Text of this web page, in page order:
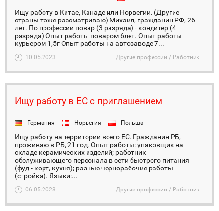
Ищу работу в Китае, Канаде или Норвегии. (Другие
страны тоже рассматриваю) Михаил, гражданин РФ, 26
лет. По профессии повар (3 разряда) - кондитер (4
разряда) Опыт работы поваром 6лет. Опыт работы
курьером 1,5г Опыт работы на автозаводе 7...
10.05.2023 Другие профессии / Работник
Ищу работу в ЕС с приглашением
Германия Норвегия Польша
Ищу работу на территории всего ЕС. Гражданин РБ,
проживаю в РБ, 21 год. Опыт работы: упаковщик на
складе керамических изделий; работник
обслуживающего персонала в сети быстрого питания
(фуд - корт, кухня); разные чернорабочие работы
(стройка). Языки:...
06.05.2023 Другие профессии / Работник